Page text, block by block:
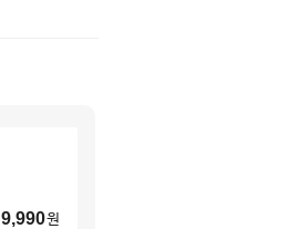
9,990원